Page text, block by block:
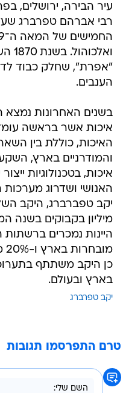
עיר הבירה, ירושלים,
רבי אברהם טפרברג
"אפרת", שחלק כבוד
הענבים.
בשנים האחרונות
איכות אשר בראשה
האיכות, כוללת בין
והמודרניים בארץ,
איכות, בטכנולוגיות
האנושי ושדרוג
מיליון בקבוקים בשנה
היינות נמכרים ברשתות
כן היקב משתתף
בארץ ובעולם.
יקב טפרברג
טרם התפרסמו תגובות